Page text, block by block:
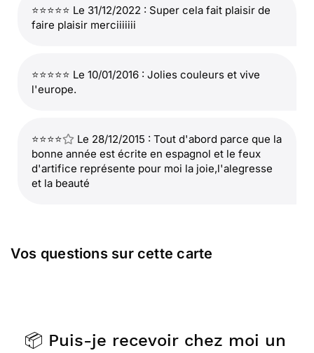
⭐⭐⭐⭐⭐ Le 31/12/2022 : Super cela fait plaisir de
faire plaisir merciiiiiii
⭐⭐⭐⭐⭐ Le 10/01/2016 : Jolies couleurs et vive
l'europe.
⭐⭐⭐⭐
Le 28/12/2015 : Tout d'abord parce que la
bonne année est écrite en espagnol et le feux
d'artifice représente pour moi la joie,l'alegresse
et la beauté
Vos questions sur cette carte
📦 Puis-je recevoir chez moi un